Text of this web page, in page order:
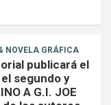
NOVELA GRÁFICA
publicará el
segundo y
A G.I. JOE